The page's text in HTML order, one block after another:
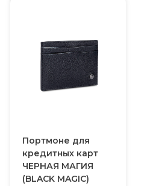
Портмоне для
кредитных карт
ЧЕРНАЯ МАГИЯ
(BLACK MAGIC)